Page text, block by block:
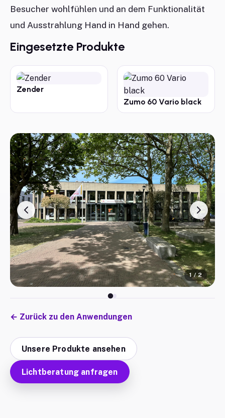
Besucher wohlfühlen und an dem Funktionalität
und Ausstrahlung Hand in Hand gehen.
Eingesetzte Produkte
Zender
Zumo 60 Vario black
1 /2
← Zurück zu den Anwendungen
Unsere Produkte ansehen
Lichtberatung anfragen